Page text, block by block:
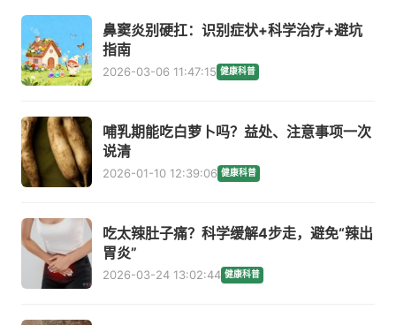
鼻窦炎别硬扛：识别症状+科学治疗+避坑
指南
2026-03-06 11:47:15 健康科普
哺乳期能吃白萝卜吗？益处、注意事项一次
说清
2026-01-10 12:39:06 健康科普
吃太辣肚子痛？科学缓解4步走，避免“辣出
胃炎”
2026-03-24 13:02:44 健康科普